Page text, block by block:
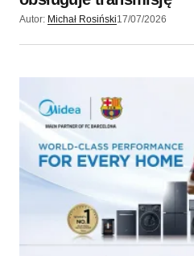
Autor: Michał Rosiński17/07/2026